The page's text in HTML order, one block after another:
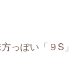
っぽい「９S